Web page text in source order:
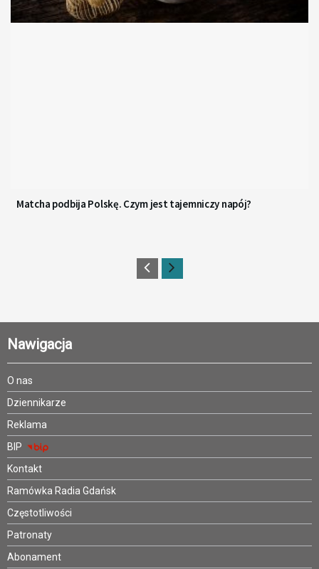
Matcha podbija Polskę. Czym jest tajemniczy napój?
Nawigacja
O nas
Dziennikarze
Reklama
BIP
Kontakt
Ramówka Radia Gdańsk
Częstotliwości
Patronaty
Abonament